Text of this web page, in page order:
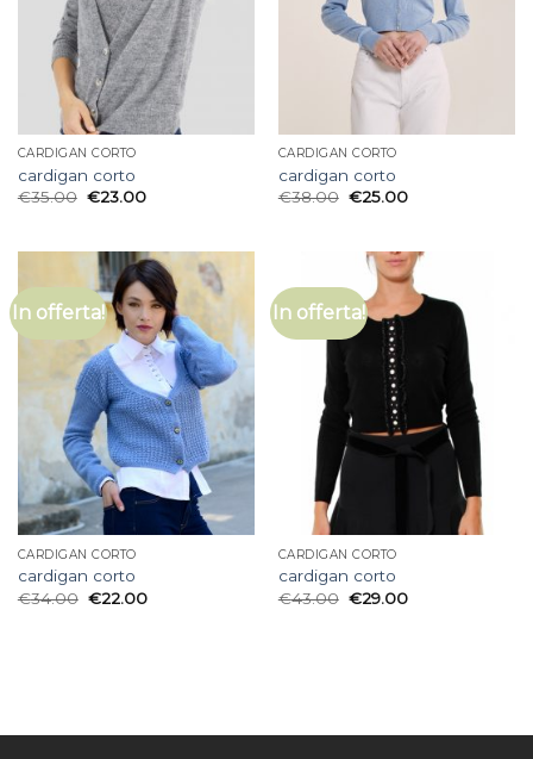
CARDIGAN CORTO
cardigan corto
€35.00 €23.00
CARDIGAN CORTO
cardigan corto
€38.00 €25.00
In offerta!
CARDIGAN CORTO
cardigan corto
€34.00 €22.00
In offerta!
CARDIGAN CORTO
cardigan corto
€43.00 €29.00